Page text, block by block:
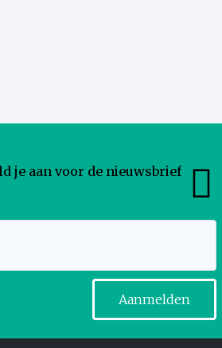
je aan voor de nieuwsbrief
Aanmelden